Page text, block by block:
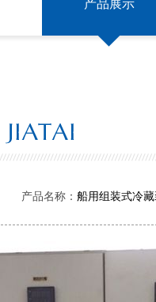
产品展示
产品名称： 船用组装式冷